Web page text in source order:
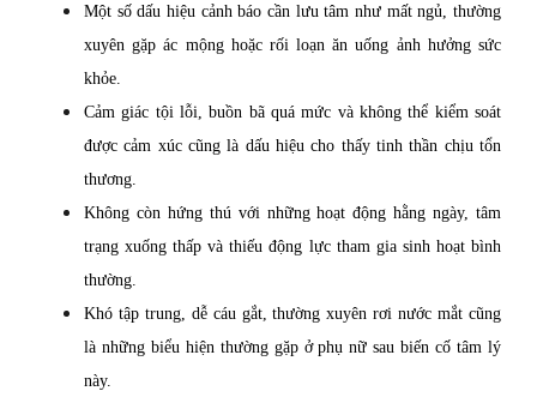
Một số dấu hiệu cảnh báo cần lưu tâm như mất ngủ, thường
xuyên gặp ác mộng hoặc rối loạn ăn uống ảnh hưởng sức
khỏe.
Cảm giác tội lỗi, buồn bã quá mức và không thể kiểm soát
được cảm xúc cũng là dấu hiệu cho thấy tinh thần chịu tổn
thương.
Không còn hứng thú với những hoạt động hằng ngày, tâm
trạng xuống thấp và thiếu động lực tham gia sinh hoạt bình
thường.
Khó tập trung, dễ cáu gắt, thường xuyên rơi nước mắt cũng
là những biểu hiện thường gặp ở phụ nữ sau biến cố tâm lý
này.